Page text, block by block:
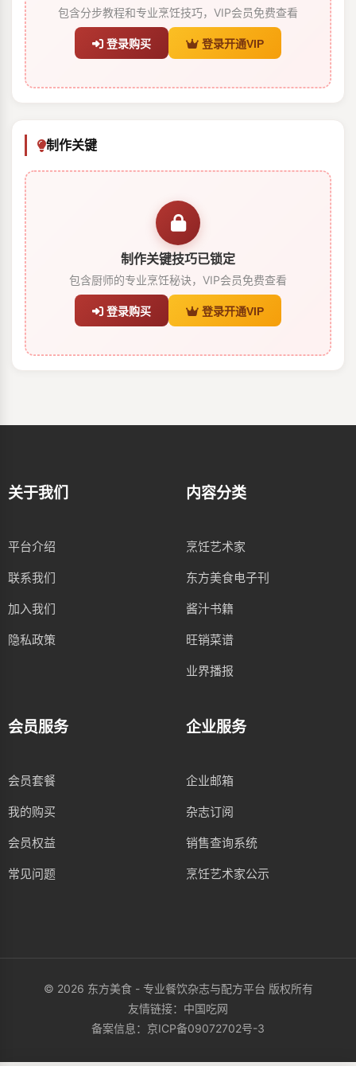
包含分步教程和专业烹饪技巧，VIP会员免费查看
登录购买 登录开通VIP
制作关键
制作关键技巧已锁定
包含厨师的专业烹饪秘诀，VIP会员免费查看
登录购买 登录开通VIP
关于我们
平台介绍
联系我们
加入我们
隐私政策
内容分类
烹饪艺术家
东方美食电子刊
酱汁书籍
旺销菜谱
业界播报
会员服务
会员套餐
我的购买
会员权益
常见问题
企业服务
企业邮箱
杂志订阅
销售查询系统
烹饪艺术家公示
© 2026 东方美食 - 专业餐饮杂志与配方平台 版权所有
友情链接： 中国吃网
备案信息： 京ICP备09072702号-3